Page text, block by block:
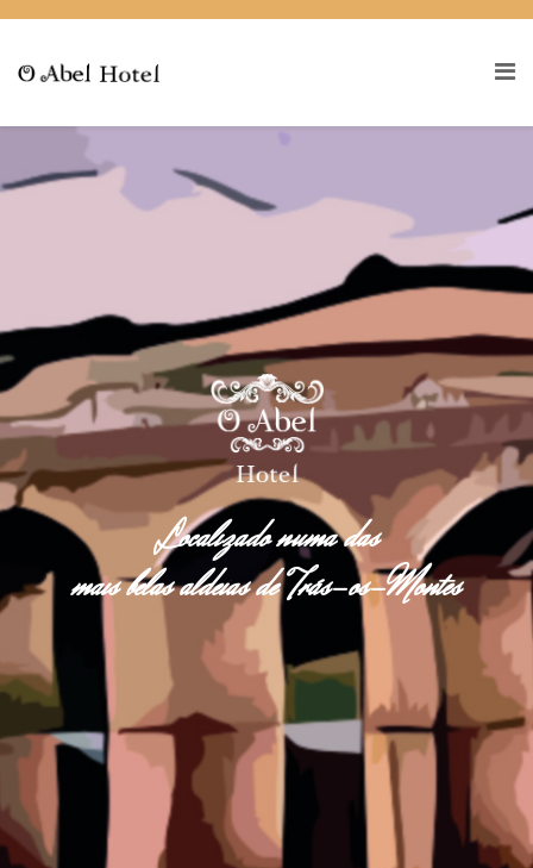
Localizado numa das
mais belas aldeias de Trás-os-Montes